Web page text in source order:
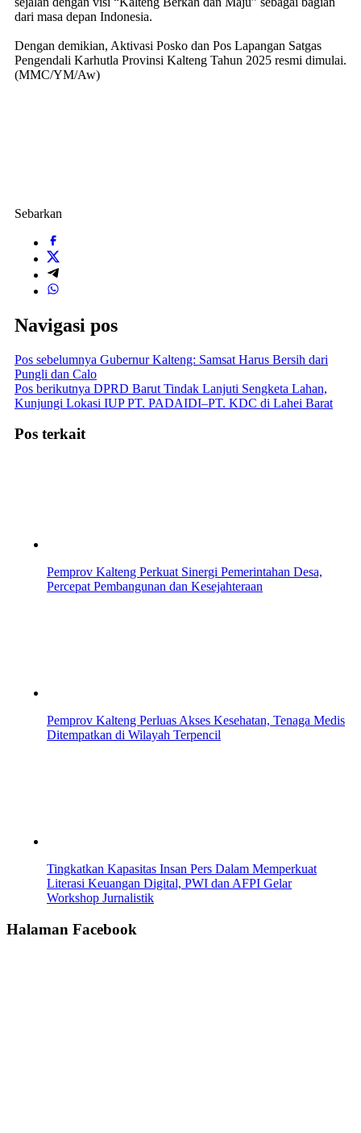
dari masa depan Indonesia.
Dengan demikian, Aktivasi Posko dan Pos Lapangan Satgas
Pengendali Karhutla Provinsi Kalteng Tahun 2025 resmi dimulai.
(MMC/YM/Aw)
Sebarkan
Navigasi pos
Pos sebelumnya Gubernur Kalteng: Samsat Harus Bersih dari
Pungli dan Calo
Pos berikutnya DPRD Barut Tindak Lanjuti Sengketa Lahan,
Kunjungi Lokasi IUP PT. PADAIDI–PT. KDC di Lahei Barat
Pos terkait
Pemprov Kalteng Perkuat Sinergi Pemerintahan Desa,
Percepat Pembangunan dan Kesejahteraan
Pemprov Kalteng Perluas Akses Kesehatan, Tenaga Medis
Ditempatkan di Wilayah Terpencil
Tingkatkan Kapasitas Insan Pers Dalam Memperkuat
Literasi Keuangan Digital, PWI dan AFPI Gelar
Workshop Jurnalistik
Halaman Facebook